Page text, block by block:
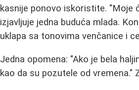
kasnije ponovo iskoristite. "Moje
izjavljuje jedna buduća mlada.
uklapa sa tonovima venčanice i
Jedna opomena: "Ako je bela
kao da su pozutele od